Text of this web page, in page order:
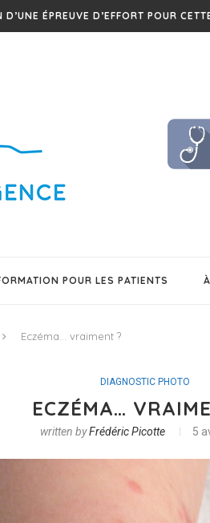
T DE WELLEN ?
– UN...
!
– QUELQUES TRUCS !!
ENCORE DANS...
INNOVER POUR UN RÉEL
POUR LES PATIENTS
Eczéma… vraiment ?
DIAGNOSTIC PHOTO
ECZÉMA…
written byFrédéric Picotte 5